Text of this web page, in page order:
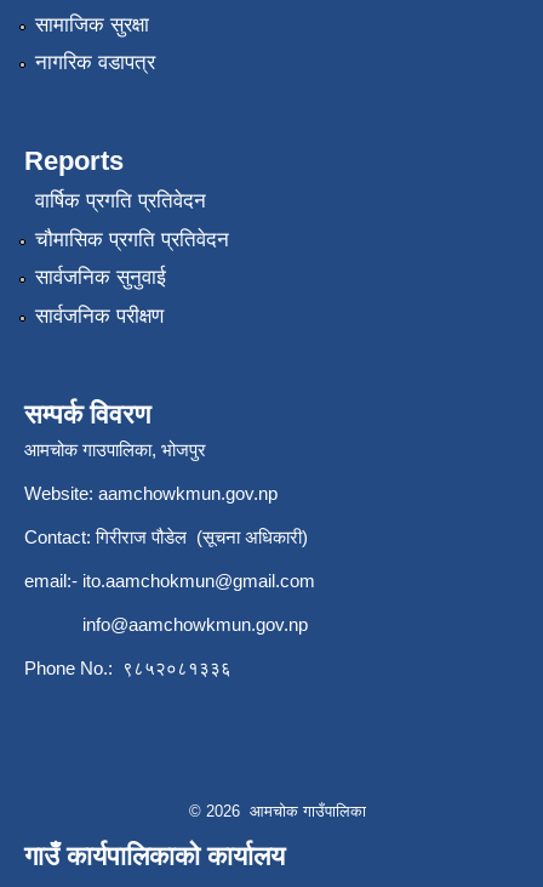
सामाजिक सुरक्षा
नागरिक वडापत्र
Reports
वार्षिक प्रगति प्रतिवेदन
चौमासिक प्रगति प्रतिवेदन
सार्वजनिक सुनुवाई
सार्वजनिक परीक्षण
सम्पर्क विवरण
आमचोक गाउपालिका, भोजपुर
Website: aamchowkmun.gov.np
Contact: गिरीराज पौडेल (सूचना अधिकारी)
email:- ito.aamchokmun@gmail.com
info@aamchowkmun.gov.np
Phone No.: ९८५२०८१३३६
© 2026 आमचोक गाउँपालिका
गाउँ कार्यपालिकाको कार्यालय